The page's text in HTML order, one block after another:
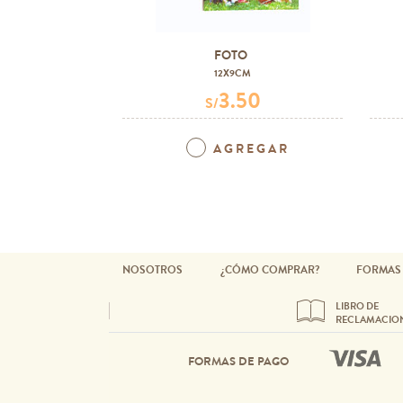
FOTO
12X9CM
S/3.50
AGREGAR
NOSOTROS ¿CÓMO COMPRAR?
LIBRO DE
FORMAS DE PAGO